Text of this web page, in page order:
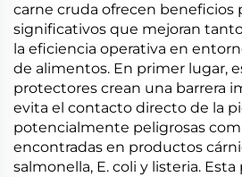
carne cruda ofrecen beneficios
significativos que mejoran
la eficiencia operativa en
de alimentos. En primer lugar,
protectores crean una barrera
evita el contacto directo de la
potencialmente peligrosas
encontradas en productos
salmonella, E. coli y listeria.